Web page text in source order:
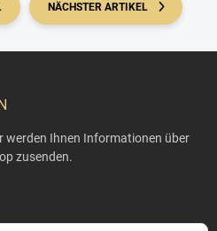
NÄCHSTER ARTIKEL
werden Ihnen Informationen über
zusenden.